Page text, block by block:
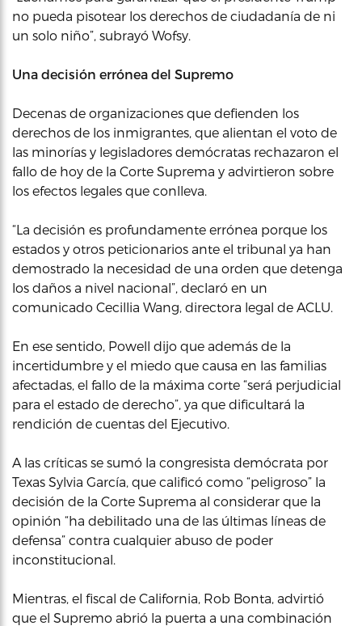
no pueda pisotear los derechos de ciudadanía de ni
un solo niño”, subrayó Wofsy.
Una decisión errónea del Supremo
Decenas de organizaciones que defienden los
derechos de los inmigrantes, que alientan el voto de
las minorías y legisladores demócratas rechazaron el
fallo de hoy de la Corte Suprema y advirtieron sobre
los efectos legales que conlleva.
“La decisión es profundamente errónea porque los
estados y otros peticionarios ante el tribunal ya han
demostrado la necesidad de una orden que detenga
los daños a nivel nacional”, declaró en un
comunicado Cecillia Wang, directora legal de ACLU.
En ese sentido, Powell dijo que además de la
incertidumbre y el miedo que causa en las familias
afectadas, el fallo de la máxima corte “será perjudicial
para el estado de derecho”, ya que dificultará la
rendición de cuentas del Ejecutivo.
A las críticas se sumó la congresista demócrata por
Texas Sylvia García, que calificó como “peligroso” la
decisión de la Corte Suprema al considerar que la
opinión “ha debilitado una de las últimas líneas de
defensa” contra cualquier abuso de poder
inconstitucional.
Mientras, el fiscal de California, Rob Bonta, advirtió
que el Supremo abrió la puerta a una combinación